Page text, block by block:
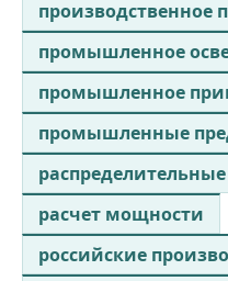
производственное
промышленное
промышленное
промышленные
расчет мощности
российские